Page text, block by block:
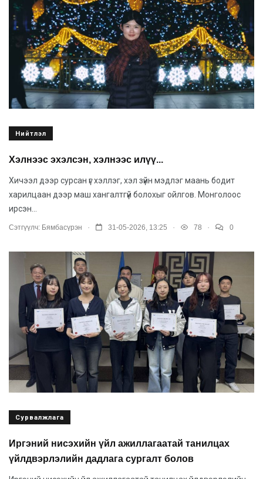
Нийтлэл
Хэлнээс эхэлсэн, хэлнээс илүү...
Хичээл дээр сурсан үг хэллэг, хэл зүйн мэдлэг маань бодит
харилцаан дээр маш хангалтгүй болохыг ойлгов. Монголоос
ирсэн...
Сэтгүүлч: Бямбасүрэн . 31-05-2026, 13:25 . 78 . 0
Сурвалжлага
Иргэний нисэхийн үйл ажиллагаатай танилцах
үйлдвэрлэлийн дадлага сургалт болов